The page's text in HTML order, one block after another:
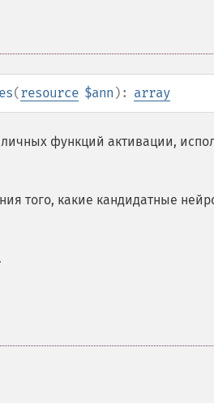
(resource $ann ): array
функций активации,
того, какие кандидатные